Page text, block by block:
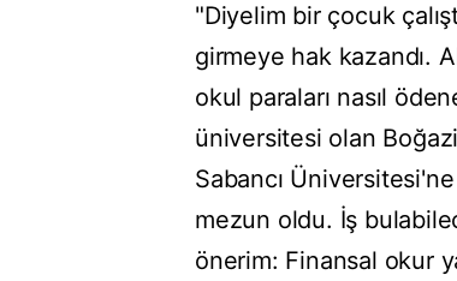
"Diyelim bir çocuk
girmeye hak kazandı.
okul paraları nasıl
üniversitesi olan
Sabancı
mezun oldu. İş
önerim: Finansal okur